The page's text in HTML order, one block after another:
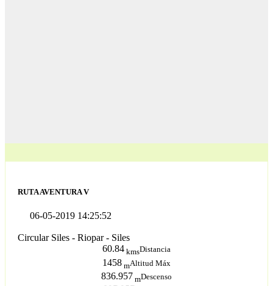
RUTA AVENTURA V
06-05-2019 14:25:52
Circular Siles - Riopar - Siles
60.84 kmsDistancia
1458 mAltitud Máx
836.957 mDescenso